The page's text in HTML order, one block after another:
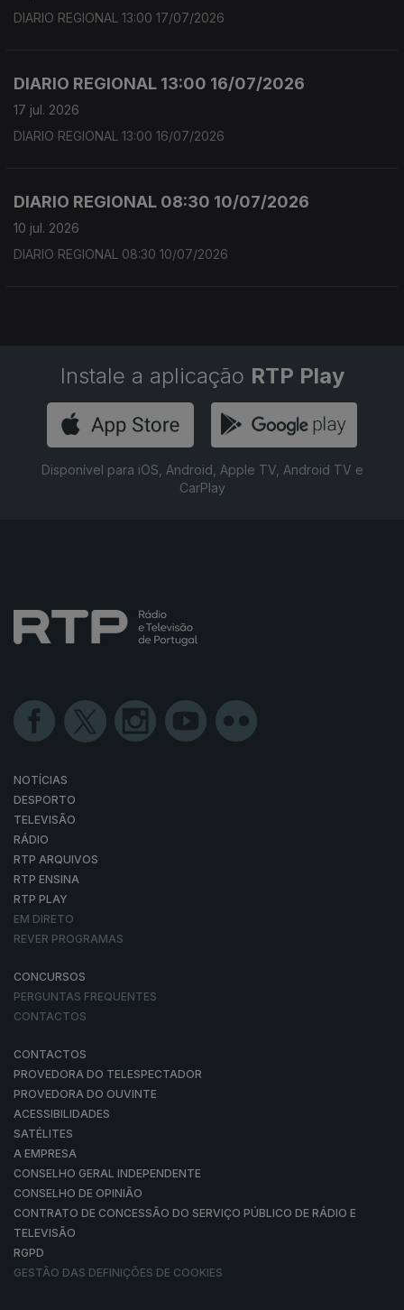
DIARIO REGIONAL 13:00 17/07/2026
DIARIO REGIONAL 13:00 16/07/2026
17 jul. 2026
DIARIO REGIONAL 13:00 16/07/2026
DIARIO REGIONAL 08:30 10/07/2026
10 jul. 2026
DIARIO REGIONAL 08:30 10/07/2026
Instale a aplicação RTP Play
Disponível para iOS, Android, Apple TV, Android TV e
CarPlay
NOTÍCIAS
DESPORTO
TELEVISÃO
RÁDIO
RTP ARQUIVOS
RTP ENSINA
RTP PLAY
EM DIRETO
REVER PROGRAMAS
CONCURSOS
PERGUNTAS FREQUENTES
CONTACTOS
CONTACTOS
PROVEDORA DO TELESPECTADOR
PROVEDORA DO OUVINTE
ACESSIBILIDADES
SATÉLITES
A EMPRESA
CONSELHO GERAL INDEPENDENTE
CONSELHO DE OPINIÃO
CONTRATO DE CONCESSÃO DO SERVIÇO PÚBLICO DE RÁDIO E
TELEVISÃO
RGPD
GESTÃO DAS DEFINIÇÕES DE COOKIES